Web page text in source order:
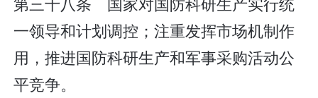
一领导和计划调控；注重发挥市场机制作
用，推进国防科研生产和军事采购活动公
平竞争。